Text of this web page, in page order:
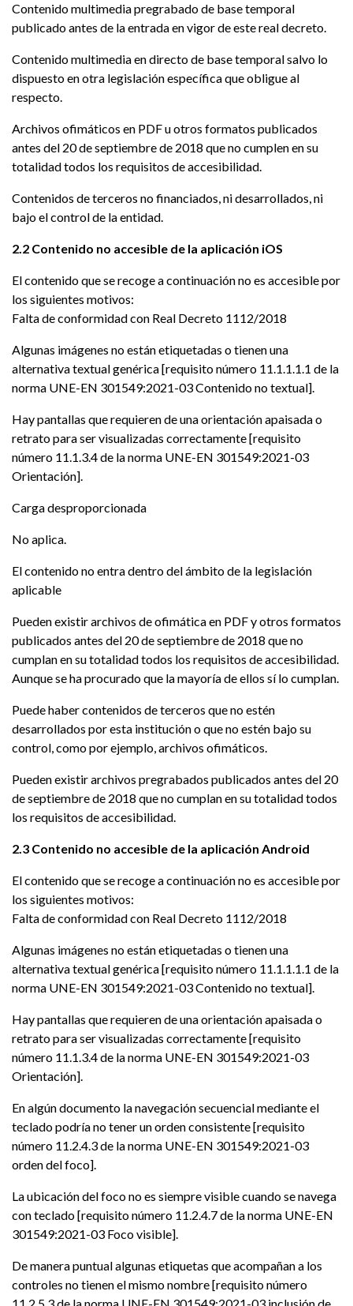
Contenido multimedia pregrabado de base temporal
publicado antes de la entrada en vigor de este real decreto.
Contenido multimedia en directo de base temporal salvo lo
dispuesto en otra legislación específica que obligue al
respecto.
Archivos ofimáticos en PDF u otros formatos publicados
antes del 20 de septiembre de 2018 que no cumplen en su
totalidad todos los requisitos de accesibilidad.
Contenidos de terceros no financiados, ni desarrollados, ni
bajo el control de la entidad.
2.2 Contenido no accesible de la aplicación iOS
El contenido que se recoge a continuación no es accesible por
los siguientes motivos:
Falta de conformidad con Real Decreto 1112/2018
Algunas imágenes no están etiquetadas o tienen una
alternativa textual genérica [requisito número 11.1.1.1.1 de la
norma UNE-EN 301549:2021-03 Contenido no textual].
Hay pantallas que requieren de una orientación apaisada o
retrato para ser visualizadas correctamente [requisito
número 11.1.3.4 de la norma UNE-EN 301549:2021-03
Orientación].
Carga desproporcionada
No aplica.
El contenido no entra dentro del ámbito de la legislación
aplicable
Pueden existir archivos de ofimática en PDF y otros formatos
publicados antes del 20 de septiembre de 2018 que no
cumplan en su totalidad todos los requisitos de accesibilidad.
Aunque se ha procurado que la mayoría de ellos sí lo cumplan.
Puede haber contenidos de terceros que no estén
desarrollados por esta institución o que no estén bajo su
control, como por ejemplo, archivos ofimáticos.
Pueden existir archivos pregrabados publicados antes del 20
de septiembre de 2018 que no cumplan en su totalidad todos
los requisitos de accesibilidad.
2.3 Contenido no accesible de la aplicación Android
El contenido que se recoge a continuación no es accesible por
los siguientes motivos:
Falta de conformidad con Real Decreto 1112/2018
Algunas imágenes no están etiquetadas o tienen una
alternativa textual genérica [requisito número 11.1.1.1.1 de la
norma UNE-EN 301549:2021-03 Contenido no textual].
Hay pantallas que requieren de una orientación apaisada o
retrato para ser visualizadas correctamente [requisito
número 11.1.3.4 de la norma UNE-EN 301549:2021-03
Orientación].
En algún documento la navegación secuencial mediante el
teclado podría no tener un orden consistente [requisito
número 11.2.4.3 de la norma UNE-EN 301549:2021-03
orden del foco].
La ubicación del foco no es siempre visible cuando se navega
con teclado [requisito número 11.2.4.7 de la norma UNE-EN
301549:2021-03 Foco visible].
De manera puntual algunas etiquetas que acompañan a los
controles no tienen el mismo nombre [requisito número